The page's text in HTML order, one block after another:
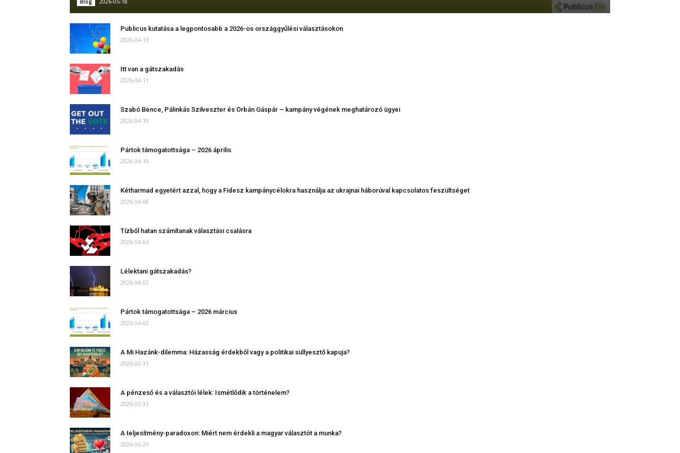
Publicus kutatása a legpontosabb a 2026-os országgyűlési választásokon
2026-04-13
Itt van a gátszakadás
2026-04-11
Szabó Bence, Pálinkás Szilveszter és Orbán Gáspár – kampány végének meghatározó ügyei
2026-04-10
Pártok támogatottsága – 2026 április
2026-04-10
Kétharmad egyetért azzal, hogy a Fidesz kampánycélokra használja az ukrajnai háborúval kapcsolatos feszültséget
2026-04-08
Tízből hatan számítanak választási csalásra
2026-04-04
Lélektani gátszakadás?
2026-04-02
Pártok támogatottsága – 2026 március
2026-04-02
A Mi Hazánk-dilemma: Házasság érdekből vagy a politikai süllyesztő kapuja?
2026-03-31
A pénzeső és a választói lélek: Ismétlődik a történelem?
2026-03-31
A teljesítmény-paradoxon: Miért nem érdekli a magyar választót a munka?
2026-03-29